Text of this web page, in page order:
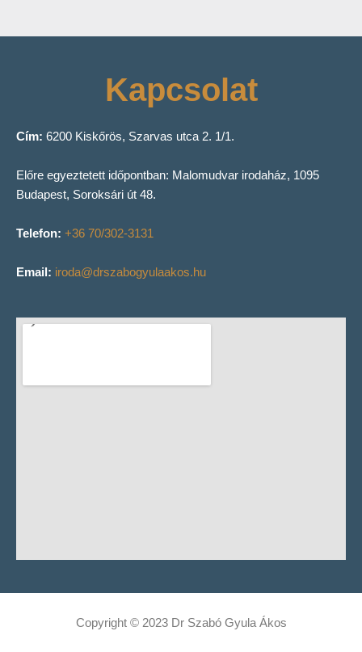
Kapcsolat
Cím: 6200 Kiskőrös, Szarvas utca 2. 1/1.
Előre egyeztetett időpontban: Malomudvar irodaház, 1095
Budapest, Soroksári út 48.
Telefon: +36 70/302-3131
Email: iroda@drszabogyulaakos.hu
Copyright © 2023 Dr Szabó Gyula Ákos